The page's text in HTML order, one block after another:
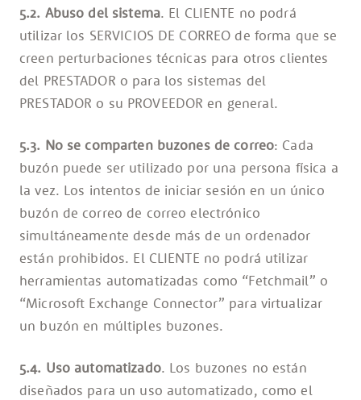
5.2. Abuso del sistema. El CLIENTE no podrá
utilizar los SERVICIOS DE CORREO de forma que se
creen perturbaciones técnicas para otros clientes
del PRESTADOR o para los sistemas del
PRESTADOR o su PROVEEDOR en general.
5.3. No se comparten buzones de correo: Cada
buzón puede ser utilizado por una persona física a
la vez. Los intentos de iniciar sesión en un único
buzón de correo de correo electrónico
simultáneamente desde más de un ordenador
están prohibidos. El CLIENTE no podrá utilizar
herramientas automatizadas como “Fetchmail” o
“Microsoft Exchange Connector” para virtualizar
un buzón en múltiples buzones.
5.4. Uso automatizado. Los buzones no están
diseñados para un uso automatizado, como el